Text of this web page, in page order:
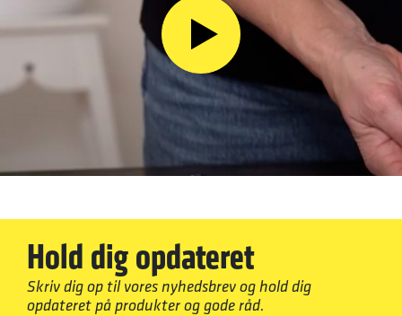
Hold dig opdateret
Skriv dig op til vores nyhedsbrev og hold dig
opdateret på produkter og gode råd.